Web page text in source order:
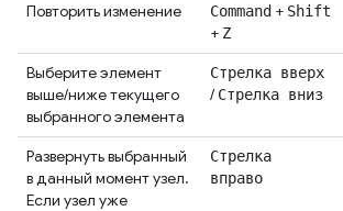
Повторить изменение Command + Shift
+ Z
Выберите элемент
выше/ниже текущего
выбранного элемента
Стрелка вверх
/ Стрелка вниз
Развернуть выбранный
в данный момент узел.
Если узел уже
Стрелка
вправо